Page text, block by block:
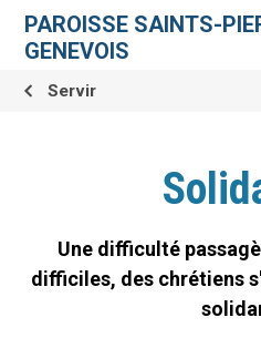
contenu.
navigation
personnelsPAROISSE SAINTS-
GENEVOIS
Servir
Une difficulté
difficiles, des chrétiens